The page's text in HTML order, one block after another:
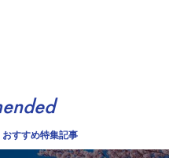
すすめ特集記事